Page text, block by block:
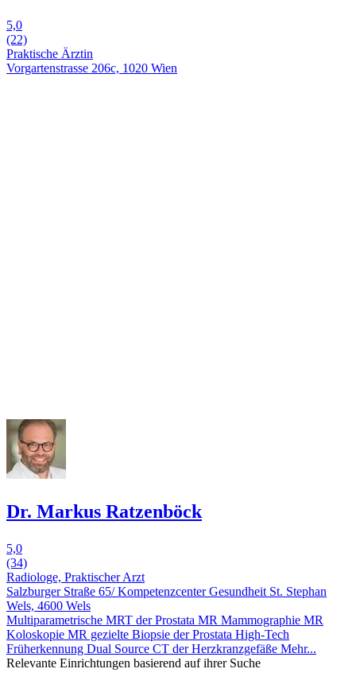
5,0
(22)
Praktische Ärztin
Vorgartenstrasse 206c, 1020 Wien
Dr. Markus Ratzenböck
5,0
(34)
Radiologe, Praktischer Arzt
Salzburger Straße 65/ Kompetenzcenter Gesundheit St. Stephan
Wels, 4600 Wels
Multiparametrische MRT der Prostata MR Mammographie MR
Koloskopie MR gezielte Biopsie der Prostata High-Tech
Früherkennung Dual Source CT der Herzkranzgefäße Mehr...
Relevante Einrichtungen basierend auf ihrer Suche